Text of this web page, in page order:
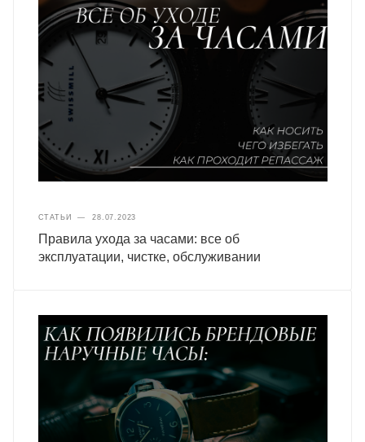
СТАТЬИ — 28.07.2023
Правила ухода за часами: все об
эксплуатации, чистке, обслуживании